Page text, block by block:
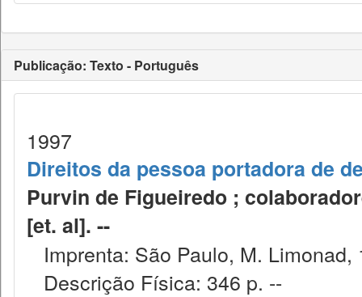
Publicação: Texto - Português
1997
Direitos da pessoa portadora de
Purvin de Figueiredo ;
[et. al]. --
Imprenta: São Paulo, M. Limonad,
Descrição Física: 346 p. --